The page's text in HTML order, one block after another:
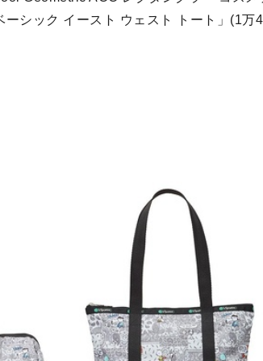
シック イースト ウェスト トート」(1万